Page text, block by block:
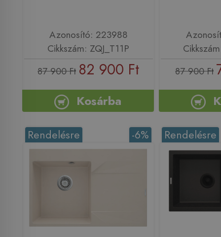
Azonosító: 223988
Cikkszám: ZQJ_T11P
87 900 Ft 82 900 Ft
Kosárba
87 900 Ft
-6%
Rendelésre Rendelésre